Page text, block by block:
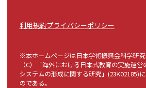
利用規約プライバシーポリシー
※本ホームページは日本学術振興会科学研
（C）「海外における日本式教育の実施運
システムの形成に関する研究」(23K02185)
のである。